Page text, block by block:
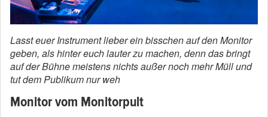
Lasst euer Instrument lieber ein bisschen auf den Monitor
geben, als hinter euch lauter zu machen, denn das bringt
auf der Bühne meistens nichts außer noch mehr Müll und
tut dem Publikum nur weh
Monitor vom Monitorpult